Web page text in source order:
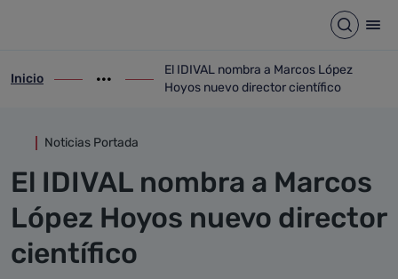
Abrir
ir-a inicio
Inicio
Mostrar opciones del camino de migas
ir-a El IDIVAL nombra a Marcos López
El IDIVAL nombra a Marcos López
Hoyos nuevo director científico
Noticias Portada
El IDIVAL nombra a Marcos
López Hoyos nuevo director
científico